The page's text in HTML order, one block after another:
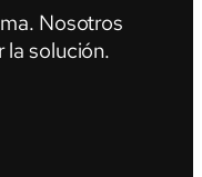
Nosotros
solución.